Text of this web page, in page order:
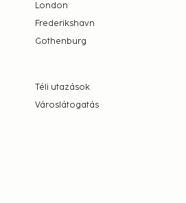
London
Frederikshavn
Gothenburg
Téli utazások
Városlátogatás